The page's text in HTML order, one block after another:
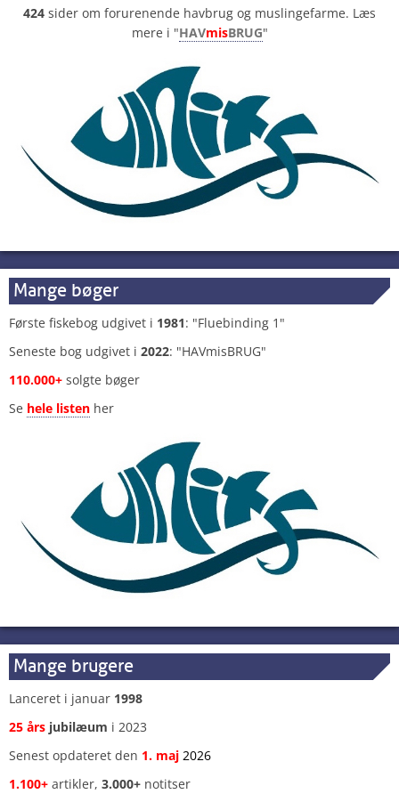
424 sider om forurenende havbrug og muslingefarme. Læs
mere i "HAVmisBRUG"
Mange bøger
Første fiskebog udgivet i 1981: "Fluebinding 1"
Seneste bog udgivet i 2022: "HAVmisBRUG"
110.000+ solgte bøger
Se hele listen her
Mange brugere
Lanceret i januar 1998
25 års jubilæum i 2023
Senest opdateret den 1. maj 2026
1.100+ artikler, 3.000+ notitser